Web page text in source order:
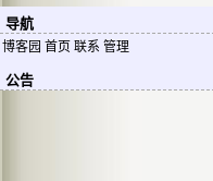
导航
博客园 首页联系 管理
公告